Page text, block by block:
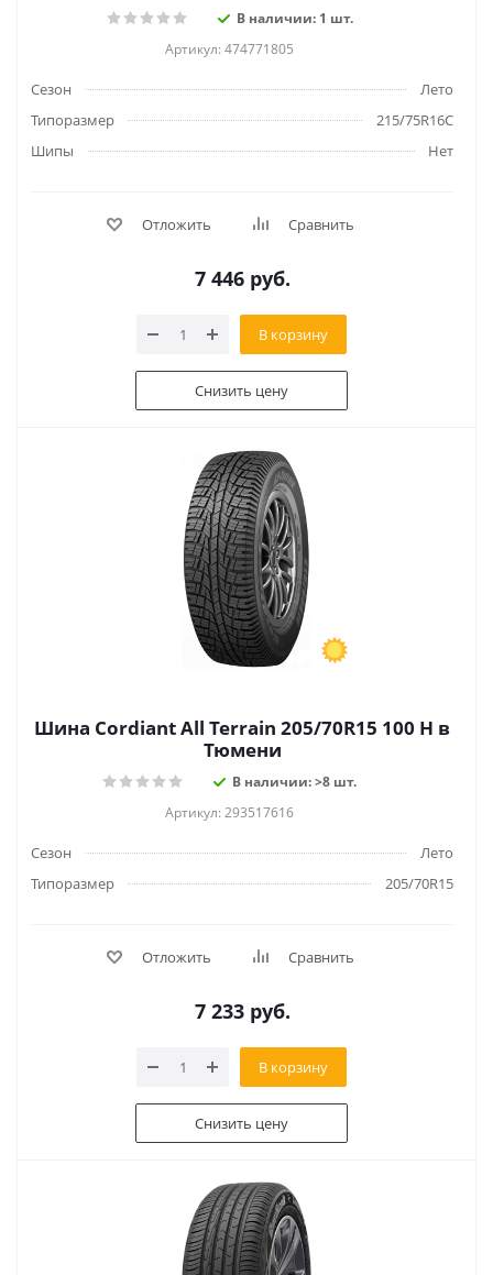
В наличии: 1 шт.
Артикул: 474771805
Сезон
Лето
Типоразмер
215/75R16C
Шипы
Нет
Отложить Сравнить
7 446 руб.
В корзину
Снизить цену
Шина Cordiant All Terrain 205/70R15 100 H в
Тюмени
В наличии: >8 шт.
Артикул: 293517616
Сезон
Лето
Типоразмер
205/70R15
Отложить Сравнить
7 233 руб.
В корзину
Снизить цену